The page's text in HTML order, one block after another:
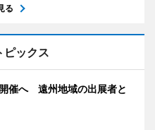
る
ピックス
催へ 遠州地域の出展者と